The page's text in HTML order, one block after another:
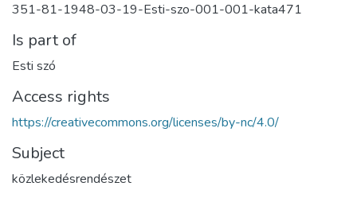
351-81-1948-03-19-Esti-szo-001-001-kata471
Is part of
Esti szó
Access rights
https://creativecommons.org/licenses/by-nc/4.0/
Subject
közlekedésrendészet